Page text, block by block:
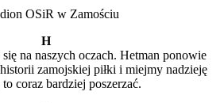
H
na naszych oczach. Hetman ponowie
zamojskiej piłki i miejmy nadzieję
to coraz bardziej poszerzać.